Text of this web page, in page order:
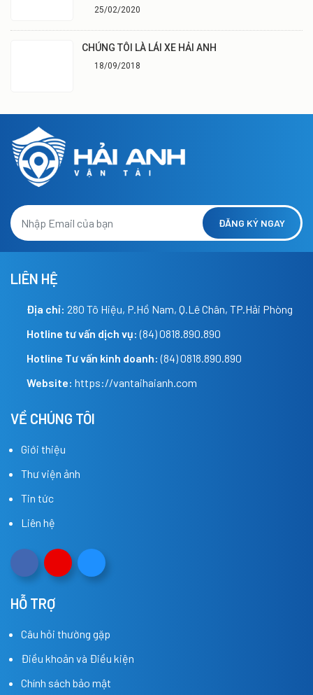
25/02/2020
CHÚNG TÔI LÀ LÁI XE HẢI ANH
18/09/2018
ĐĂNG KÝ NGAY
LIÊN HỆ
Địa chỉ: 280 Tô Hiệu, P.Hồ Nam, Q.Lê Chân, TP.Hải Phòng
Hotline tư vấn dịch vụ: (84) 0818.890.890
Hotline Tư vấn kinh doanh: (84) 0818.890.890
Website: https://vantaihaianh.com
VỀ CHÚNG TÔI
Giới thiệu
Thư viện ảnh
Tin tức
Liên hệ
HỖ TRỢ
Câu hỏi thường gặp
Điều khoản và Điều kiện
Chính sách bảo mật